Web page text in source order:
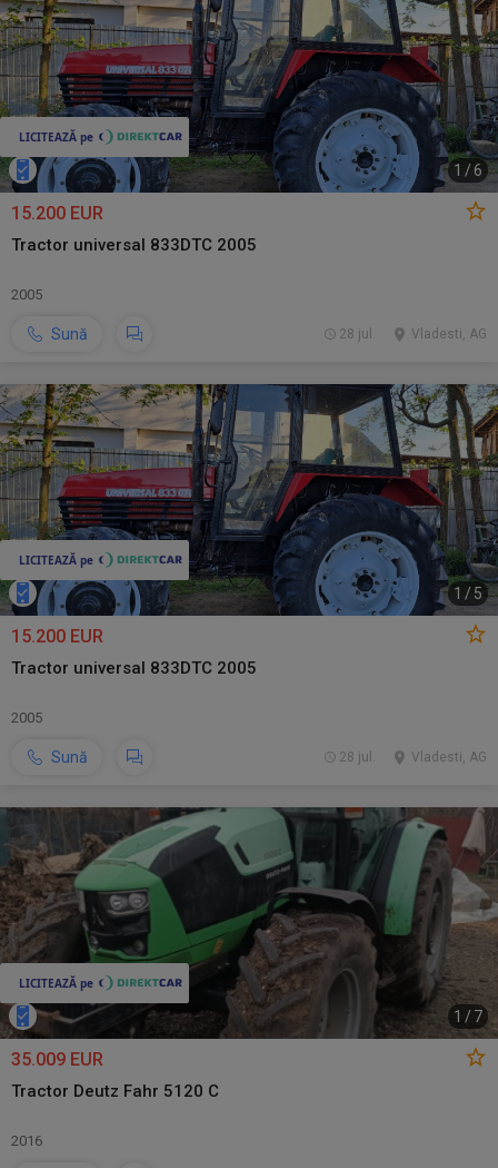
1 /6
15.200 EUR
Tractor universal 833DTC 2005
2005
Sună Vladesti, AG
28 jul.
1 /5
15.200 EUR
Tractor universal 833DTC 2005
2005
Sună Vladesti, AG
28 jul.
1 / 7
35.009 EUR
Tractor Deutz Fahr 5120 C
2016